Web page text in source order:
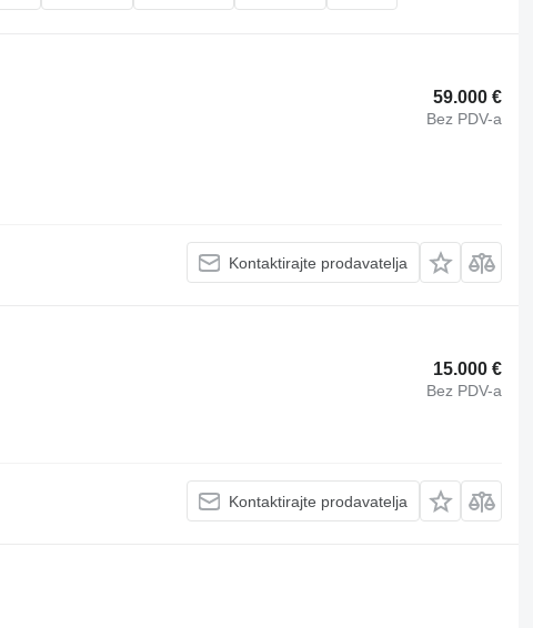
59.000 €
Bez PDV-a
Kontaktirajte prodavatelja
15.000 €
Bez PDV-a
Kontaktirajte prodavatelja